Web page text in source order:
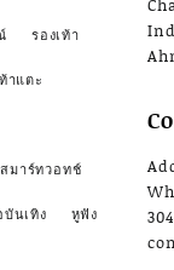
รองเท้า
าแตะ
สมาร์ทวอทช์
นเทิง หูฟัง